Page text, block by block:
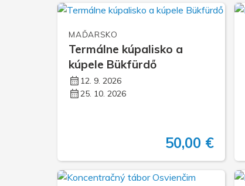
MAĎARSKO
Termálne kúpalisko a
kúpele Bükfürdő
12. 9. 2026
25. 10. 2026
50,00 €